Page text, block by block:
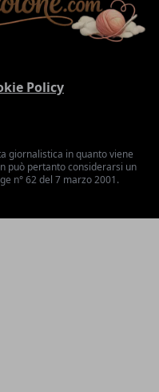
Policy
giornalistica in quanto viene
può pertanto considerarsi un
n° 62 del 7 marzo 2001.